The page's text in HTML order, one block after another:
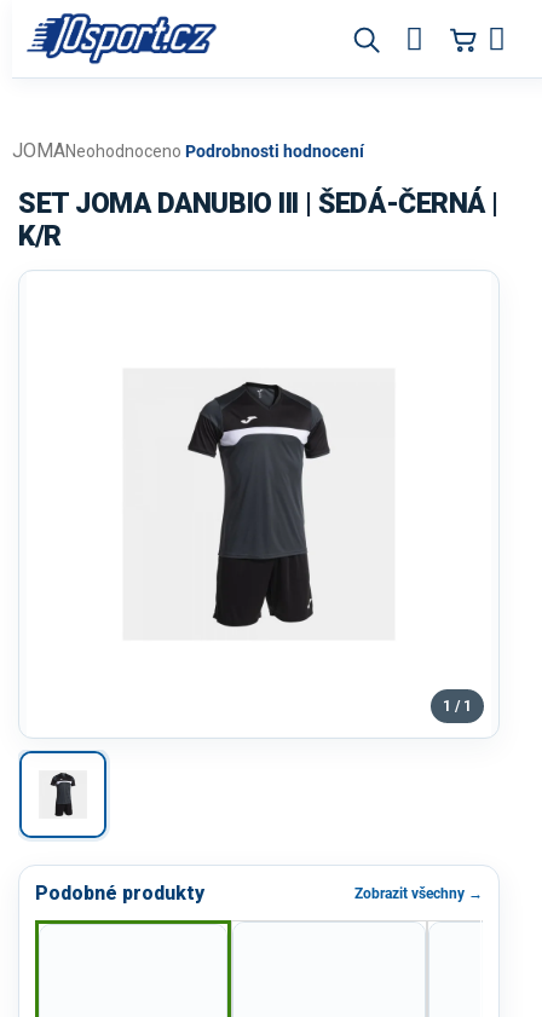
obsah
Průměrné
produktu
Neohodnoceno Podrobnosti hodnocení
JOMA
SET JOMA DANUBIO III | ŠEDÁ-ČERNÁ |
K/R
1 / 1
Podobné produkty Zobrazit všechny →